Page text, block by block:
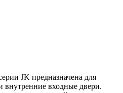
JK предназначена для
внутренние входные двери.